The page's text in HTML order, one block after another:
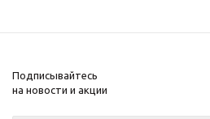
Подписывайтесь
на новости и акции